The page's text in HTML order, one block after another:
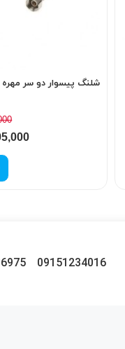
شلنگ پیسوار دو سر مهره 50 سانتی متری سایز
09151234016